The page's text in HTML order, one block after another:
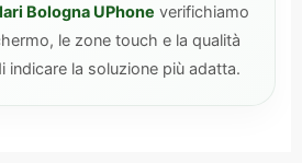
Bologna UPhone verifichiamo
le zone touch e la qualità
indicare la soluzione più adatta.